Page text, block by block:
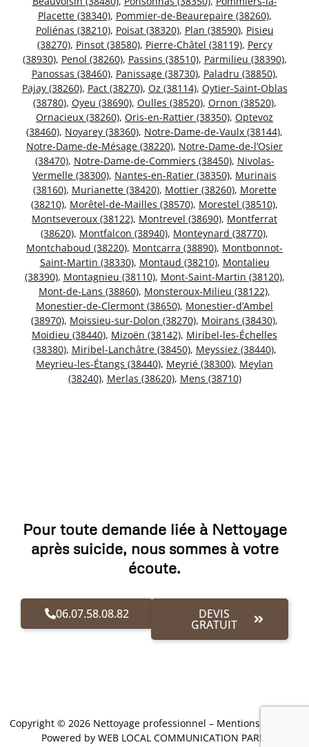
Placette (38340), Pommier-de-Beaurepaire (38260),
Poliénas (38210), Poisat (38320), Plan (38590), Pisieu
(38270), Pinsot (38580), Pierre-Châtel (38119), Percy
(38930), Penol (38260), Passins (38510), Parmilieu (38390),
Panossas (38460), Panissage (38730), Paladru (38850),
Pajay (38260), Pact (38270), Oz (38114), Oytier-Saint-Oblas
(38780), Oyeu (38690), Oulles (38520), Ornon (38520),
Ornacieux (38260), Oris-en-Rattier (38350), Optevoz
(38460), Noyarey (38360), Notre-Dame-de-Vaulx (38144),
Notre-Dame-de-Mésage (38220), Notre-Dame-de-l’Osier
(38470), Notre-Dame-de-Commiers (38450), Nivolas-
Vermelle (38300), Nantes-en-Ratier (38350), Murinais
(38160), Murianette (38420), Mottier (38260), Morette
(38210), Morêtel-de-Mailles (38570), Morestel (38510),
Montseveroux (38122), Montrevel (38690), Montferrat
(38620), Montfalcon (38940), Monteynard (38770),
Montchaboud (38220), Montcarra (38890), Montbonnot-
Saint-Martin (38330), Montaud (38210), Montalieu
(38390), Montagnieu (38110), Mont-Saint-Martin (38120),
Mont-de-Lans (38860), Monsteroux-Milieu (38122),
Monestier-de-Clermont (38650), Monestier-d’Ambel
(38970), Moissieu-sur-Dolon (38270), Moirans (38430),
Moidieu (38440), Mizoën (38142), Miribel-les-Échelles
(38380), Miribel-Lanchâtre (38450), Meyssiez (38440),
Meyrieu-les-Étangs (38440), Meyrié (38300), Meylan
(38240), Merlas (38620), Mens (38710)
Pour toute demande liée à Nettoyage
après suicide, nous sommes à votre
écoute.
06.07.58.08.82 DEVIS
GRATUIT
Copyright © 2026 Nettoyage professionnel – Mentions Légales
Powered by WEB LOCAL COMMUNICATION PARIS